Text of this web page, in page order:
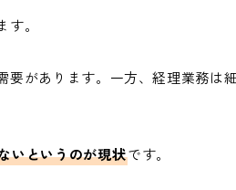
。
があります。一方、経理業務
いというのが現状です。